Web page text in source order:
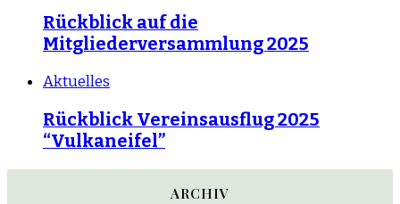
Rückblick auf die
Mitgliederversammlung 2025
Aktuelles
Rückblick Vereinsausflug 2025
“Vulkaneifel”
ARCHIV